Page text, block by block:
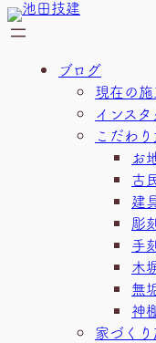
内
容
ブログ
現在の
インス
こだわ
お
古
建
彫
手
木
無
神
家づく